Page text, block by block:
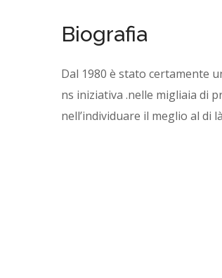
Biografia
Dal 1980 è stato certamente
ns iniziativa .nelle migliaia di
nell’individuare il meglio al di